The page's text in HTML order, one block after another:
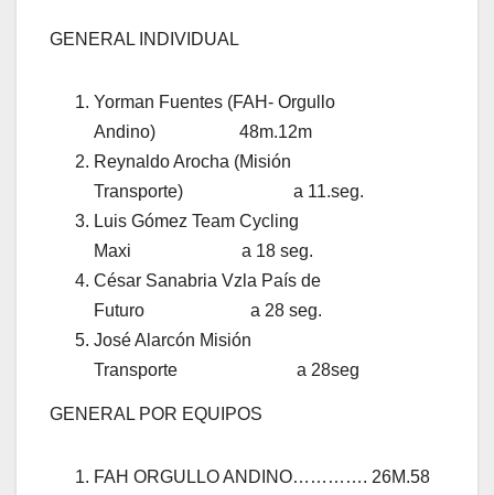
GENERAL INDIVIDUAL
Yorman Fuentes (FAH- Orgullo
Andino) 48m.12m
Reynaldo Arocha (Misión
Transporte) a 11.seg.
Luis Gómez Team Cycling
Maxi a 18 seg.
César Sanabria Vzla País de
Futuro a 28 seg.
José Alarcón Misión
Transporte a 28seg
GENERAL POR EQUIPOS
FAH ORGULLO ANDINO…………. 26M.58